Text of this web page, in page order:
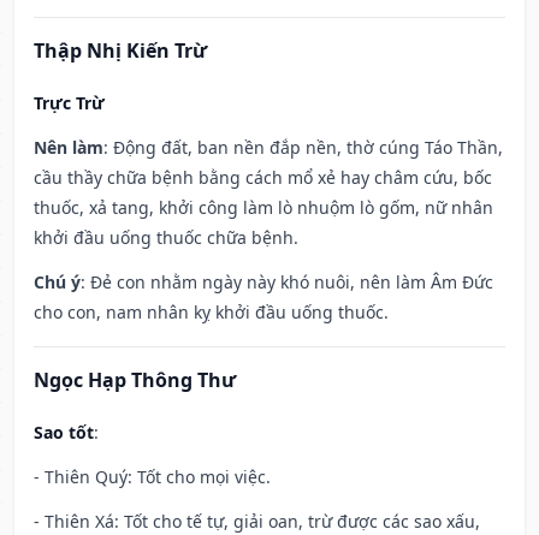
Thập Nhị Kiến Trừ
Trực Trừ
Nên làm: Động đất, ban nền đắp nền, thờ cúng Táo Thần,
cầu thầy chữa bệnh bằng cách mổ xẻ hay châm cứu, bốc
thuốc, xả tang, khởi công làm lò nhuộm lò gốm, nữ nhân
khởi đầu uống thuốc chữa bệnh.
Chú ý: Đẻ con nhằm ngày này khó nuôi, nên làm Âm Đức
cho con, nam nhân kỵ khởi đầu uống thuốc.
Ngọc Hạp Thông Thư
Sao tốt:
- Thiên Quý: Tốt cho mọi việc.
- Thiên Xá: Tốt cho tế tự, giải oan, trừ được các sao xấu,